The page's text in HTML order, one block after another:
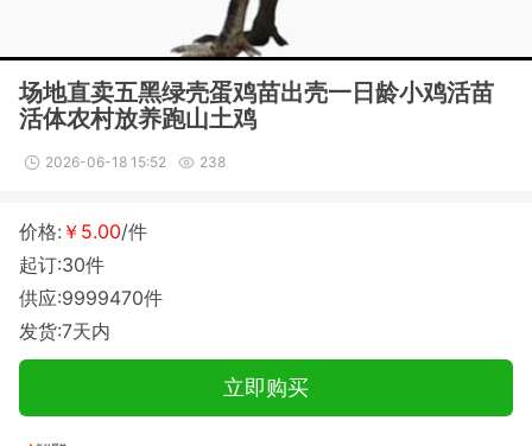
场地直卖五黑绿壳蛋鸡苗出壳一日龄小鸡活苗
活体农村放养跑山土鸡
2026-06-18 15:52 238
价格: ￥5.00/件
起订:30件
供应:9999470件
发货:7天内
立即购买